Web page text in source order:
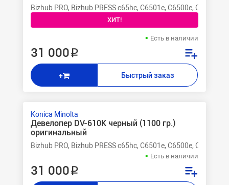
Bizhub PRO, Bizhub PRESS c65hc, C6501e, C6500e, C6000L,
ХИТ!
Есть в наличии
31 000 ₽
+ Быстрый заказ
Konica Minolta
Девелопер DV-610K черный (1100 гр.)
оригинальный
Bizhub PRO, Bizhub PRESS c65hc, C6501e, C6500e, C6000L,
Есть в наличии
31 000 ₽